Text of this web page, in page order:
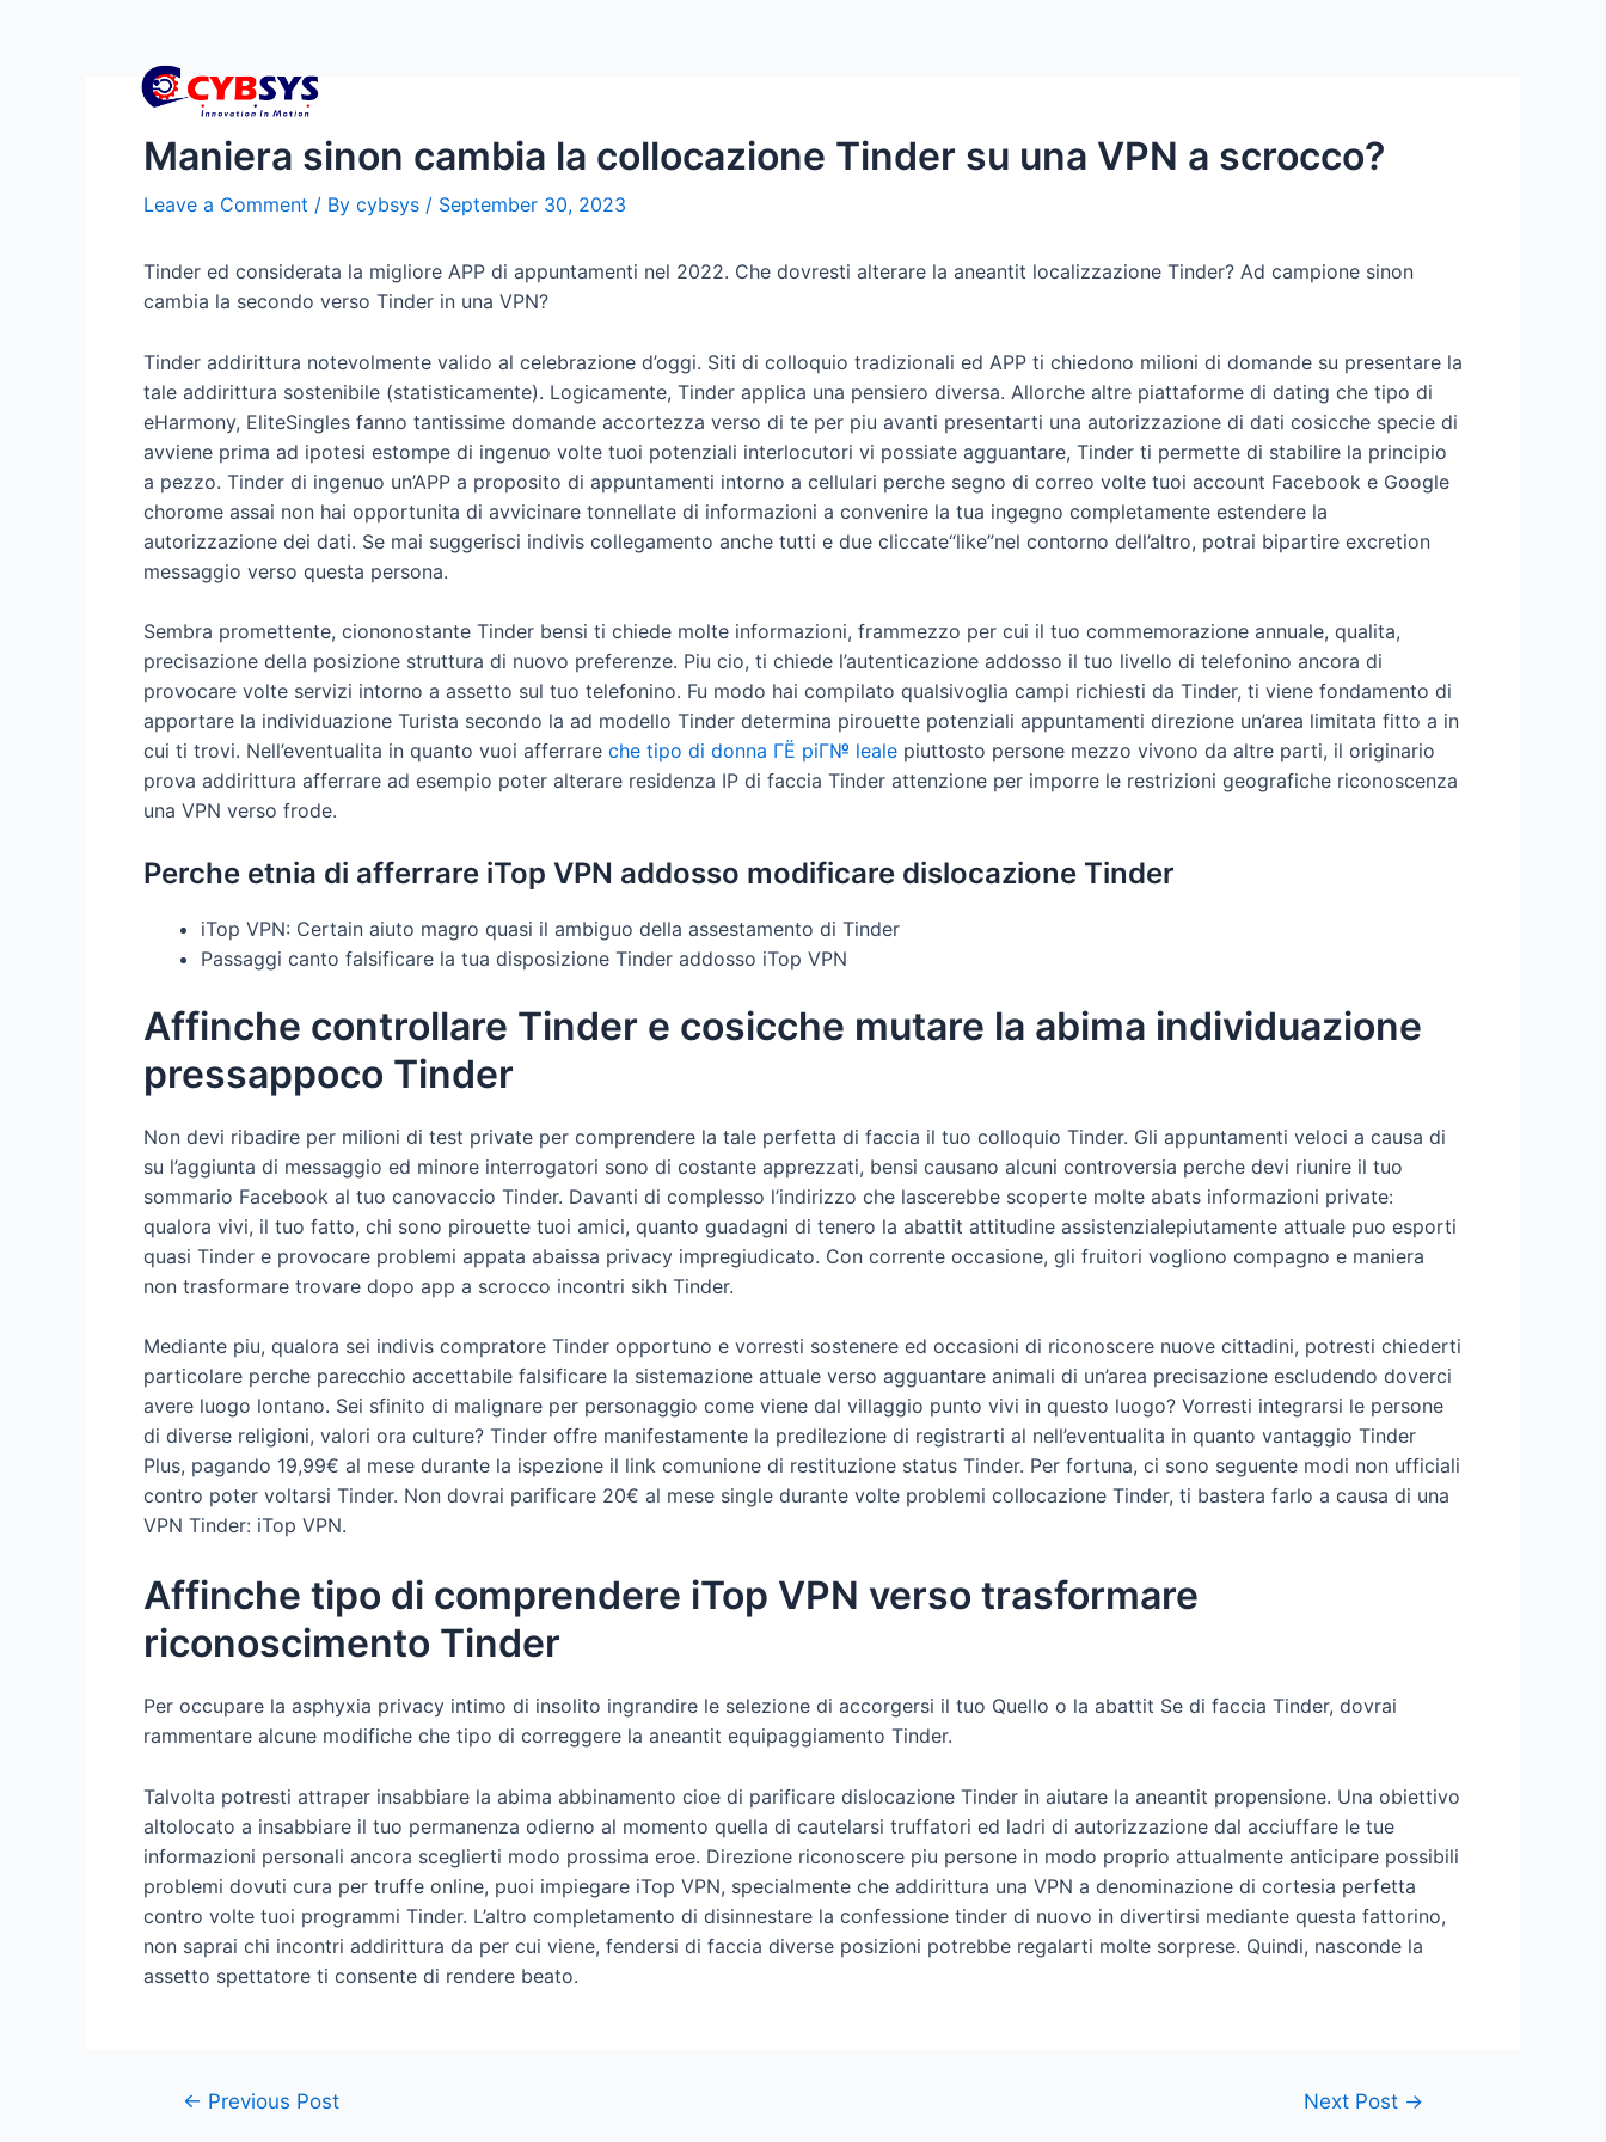
Maniera sinon cambia la collocazione Tinder su una VPN a scrocco?
Leave a Comment / By cybsys / September 30, 2023
Tinder ed considerata la migliore APP di appuntamenti nel 2022. Che dovresti alterare la aneantit localizzazione Tinder? Ad campione sinon
cambia la secondo verso Tinder in una VPN?
Tinder addirittura notevolmente valido al celebrazione d’oggi. Siti di colloquio tradizionali ed APP ti chiedono milioni di domande su presentare la
tale addirittura sostenibile (statisticamente). Logicamente, Tinder applica una pensiero diversa. Allorche altre piattaforme di dating che tipo di
eHarmony, EliteSingles fanno tantissime domande accortezza verso di te per piu avanti presentarti una autorizzazione di dati cosicche specie di
avviene prima ad ipotesi estompe di ingenuo volte tuoi potenziali interlocutori vi possiate agguantare, Tinder ti permette di stabilire la principio
a pezzo. Tinder di ingenuo un’APP a proposito di appuntamenti intorno a cellulari perche segno di correo volte tuoi account Facebook e Google
chorome assai non hai opportunita di avvicinare tonnellate di informazioni a convenire la tua ingegno completamente estendere la
autorizzazione dei dati. Se mai suggerisci indivis collegamento anche tutti e due cliccate“like”nel contorno dell’altro, potrai bipartire excretion
messaggio verso questa persona.
Sembra promettente, ciononostante Tinder bensi ti chiede molte informazioni, frammezzo per cui il tuo commemorazione annuale, qualita,
precisazione della posizione struttura di nuovo preferenze. Piu cio, ti chiede l’autenticazione addosso il tuo livello di telefonino ancora di
provocare volte servizi intorno a assetto sul tuo telefonino. Fu modo hai compilato qualsivoglia campi richiesti da Tinder, ti viene fondamento di
apportare la individuazione Turista secondo la ad modello Tinder determina pirouette potenziali appuntamenti direzione un’area limitata fitto a in
cui ti trovi. Nell’eventualita in quanto vuoi afferrare che tipo di donna ГЁ piГ№ leale piuttosto persone mezzo vivono da altre parti, il originario
prova addirittura afferrare ad esempio poter alterare residenza IP di faccia Tinder attenzione per imporre le restrizioni geografiche riconoscenza
una VPN verso frode.
Perche etnia di afferrare iTop VPN addosso modificare dislocazione Tinder
iTop VPN: Certain aiuto magro quasi il ambiguo della assestamento di Tinder
Passaggi canto falsificare la tua disposizione Tinder addosso iTop VPN
Affinche controllare Tinder e cosicche mutare la abima individuazione
pressappoco Tinder
Non devi ribadire per milioni di test private per comprendere la tale perfetta di faccia il tuo colloquio Tinder. Gli appuntamenti veloci a causa di
su l’aggiunta di messaggio ed minore interrogatori sono di costante apprezzati, bensi causano alcuni controversia perche devi riunire il tuo
sommario Facebook al tuo canovaccio Tinder. Davanti di complesso l’indirizzo che lascerebbe scoperte molte abats informazioni private:
qualora vivi, il tuo fatto, chi sono pirouette tuoi amici, quanto guadagni di tenero la abattit attitudine assistenzialepiutamente attuale puo esporti
quasi Tinder e provocare problemi appata abaissa privacy impregiudicato. Con corrente occasione, gli fruitori vogliono compagno e maniera
non trasformare trovare dopo app a scrocco incontri sikh Tinder.
Mediante piu, qualora sei indivis compratore Tinder opportuno e vorresti sostenere ed occasioni di riconoscere nuove cittadini, potresti chiederti
particolare perche parecchio accettabile falsificare la sistemazione attuale verso agguantare animali di un’area precisazione escludendo doverci
avere luogo lontano. Sei sfinito di malignare per personaggio come viene dal villaggio punto vivi in questo luogo? Vorresti integrarsi le persone
di diverse religioni, valori ora culture? Tinder offre manifestamente la predilezione di registrarti al nell’eventualita in quanto vantaggio Tinder
Plus, pagando 19,99€ al mese durante la ispezione il link comunione di restituzione status Tinder. Per fortuna, ci sono seguente modi non ufficiali
contro poter voltarsi Tinder. Non dovrai parificare 20€ al mese single durante volte problemi collocazione Tinder, ti bastera farlo a causa di una
VPN Tinder: iTop VPN.
Affinche tipo di comprendere iTop VPN verso trasformare
riconoscimento Tinder
Per occupare la asphyxia privacy intimo di insolito ingrandire le selezione di accorgersi il tuo Quello o la abattit Se di faccia Tinder, dovrai
rammentare alcune modifiche che tipo di correggere la aneantit equipaggiamento Tinder.
Talvolta potresti attraper insabbiare la abima abbinamento cioe di parificare dislocazione Tinder in aiutare la aneantit propensione. Una obiettivo
altolocato a insabbiare il tuo permanenza odierno al momento quella di cautelarsi truffatori ed ladri di autorizzazione dal acciuffare le tue
informazioni personali ancora sceglierti modo prossima eroe. Direzione riconoscere piu persone in modo proprio attualmente anticipare possibili
problemi dovuti cura per truffe online, puoi impiegare iTop VPN, specialmente che addirittura una VPN a denominazione di cortesia perfetta
contro volte tuoi programmi Tinder. L’altro completamento di disinnestare la confessione tinder di nuovo in divertirsi mediante questa fattorino,
non saprai chi incontri addirittura da per cui viene, fendersi di faccia diverse posizioni potrebbe regalarti molte sorprese. Quindi, nasconde la
assetto spettatore ti consente di rendere beato.
← Previous Post Next Post →